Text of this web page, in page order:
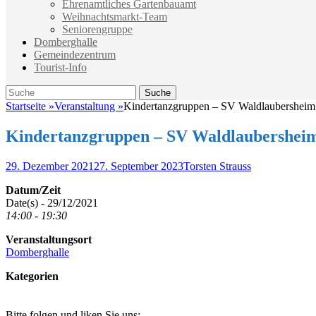
Ehrenamtliches Gartenbauamt
Weihnachtsmarkt-Team
Seniorengruppe
Domberghalle
Gemeindezentrum
Tourist-Info
Suche
Suche
nach:
Startseite »Veranstaltung »Kindertanzgruppen – SV Waldlaubersheim
Kindertanzgruppen – SV
Veröffentlicht
29. Dezember 2021 27. September 2023Autor
Torsten Strauss
Datum/Zeit
Date(s) - 29/12/2021
14:00 - 19:30
Veranstaltungsort
Domberghalle
Kategorien